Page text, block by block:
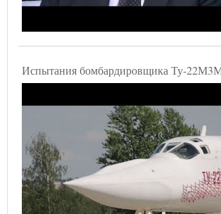
Испытания бомбардировщика Ту-